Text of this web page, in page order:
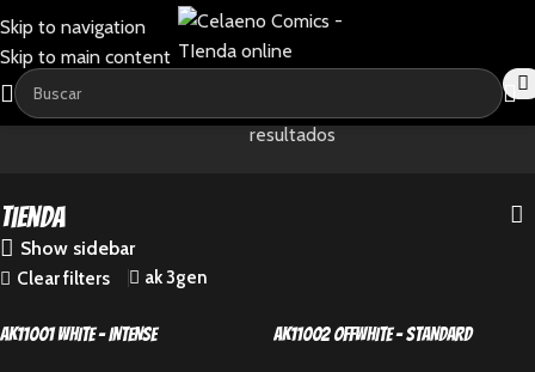
Skip to navigation
Skip to main content
Home-Tienda
resultados
Tienda
Show sidebar
Clear filters
ak 3gen
AK11001 WHITE – INTENSE AK11002 OFFWHITE – STANDARD